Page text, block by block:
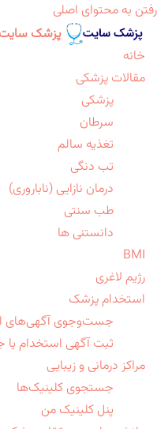
رفتن به محتوای اصلی
پزشک سایت
خانه
مقالات پزشکی
پزشکی
سرطان
تغذیه سالم
تب دنگی
درمان نازایی (ناباروری)
طب سنتی
دانستنی ها
BMI
رژیم لاغری
استخدام پزشک
جست‌وجوی آگهی‌های
ثبت آگهی استخدام یا
مراکز درمانی و زیبایی
جستجوی کلینیک‌ها
پنل کلینیک من